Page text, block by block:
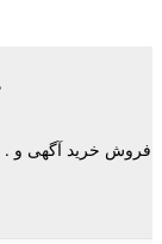
فروش خرید آگهی و .